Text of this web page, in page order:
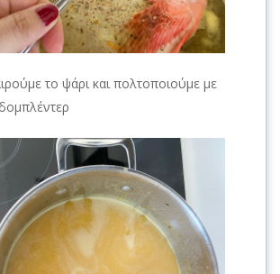
το ψάρι και πολτοποιούμε με